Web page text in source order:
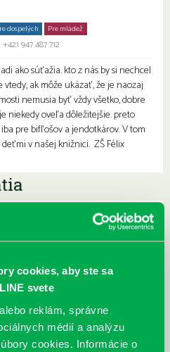
cookies, aby ste sa
svete
reklám, správne
médií a analýzu
cookies. Informácie o
dospelých Pre mládež
+421 947 487 712
ako súťažia. kto z nás by si nechcel
ak môže ukázať, že je naozaj
nemusia byť vždy všetko, dobre
niekedy oveľa dôležitejšie. preto
pre bifľošov a jendotkárov. V tom
v našej knižnici. ZŠ Félix
Audioknihy v
knižnice
milovníkov kníh a príbehov!
nielen požičať klasické
dostupný 24/7